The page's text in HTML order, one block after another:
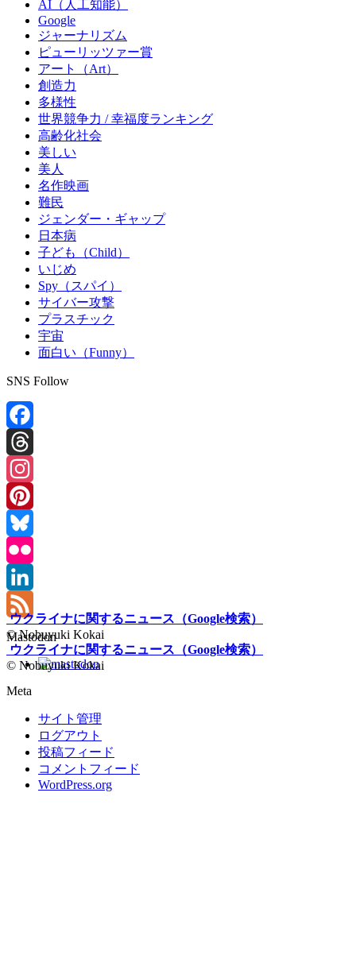
AI（人工知能）
Google
ジャーナリズム
ピューリッツァー賞
アート（Art）
創造力
多様性
世界競争力 / 幸福度ランキング
高齢化社会
美しい
美人
名作映画
難民
ジェンダー・ギャップ
日本病
子ども（Child）
いじめ
Spy（スパイ）
サイバー攻撃
プラスチック
宇宙
面白い（Funny）
SNS Follow
Facebook
Threads
Instagram
Pinterest
Bluesky
Flickr
LinkedIn
Feed
Mastodon
Meta
サイト管理
ログアウト
投稿フィード
コメントフィード
WordPress.org
ウクライナに関するニュース（Google検索）
© Nobuyuki Kokai
ウクライナに関するニュース（Google検索）
© Nobuyuki Kokai